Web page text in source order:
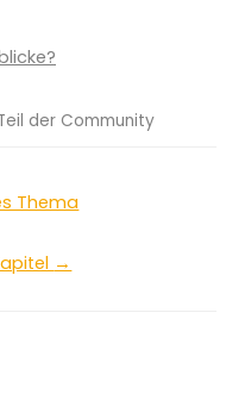
der Community
Thema
→